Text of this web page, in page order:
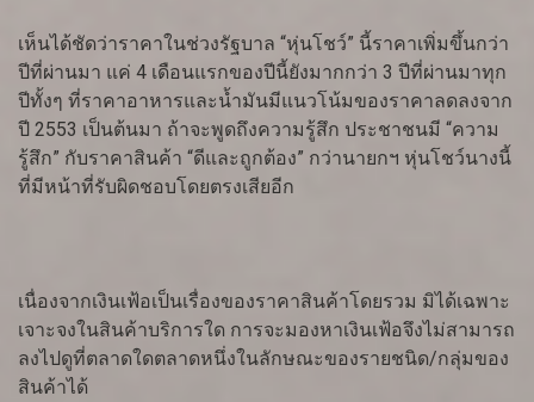
เห็นได้ชัดว่าราคาในช่วงรัฐบาล “หุ่นโชว์” นี้ราคาเพิ่มขึ้นกว่า
ปีที่ผ่านมา แค่ 4 เดือนแรกของปีนี้ยังมากกว่า 3 ปีที่ผ่านมาทุก
ปีทั้งๆ ที่ราคาอาหารและน้ำมันมีแนวโน้มของราคาลดลงจาก
ปี 2553 เป็นต้นมา ถ้าจะพูดถึงความรู้สึก ประชาชนมี “ความ
รู้สึก” กับราคาสินค้า “ดีและถูกต้อง” กว่านายกฯ หุ่นโชว์นางนี้
ที่มีหน้าที่รับผิดชอบโดยตรงเสียอีก
เนื่องจากเงินเฟ้อเป็นเรื่องของราคาสินค้าโดยรวม มิได้เฉพาะ
เจาะจงในสินค้าบริการใด การจะมองหาเงินเฟ้อจึงไม่สามารถ
ลงไปดูที่ตลาดใดตลาดหนึ่งในลักษณะของรายชนิด/กลุ่มของ
สินค้าได้